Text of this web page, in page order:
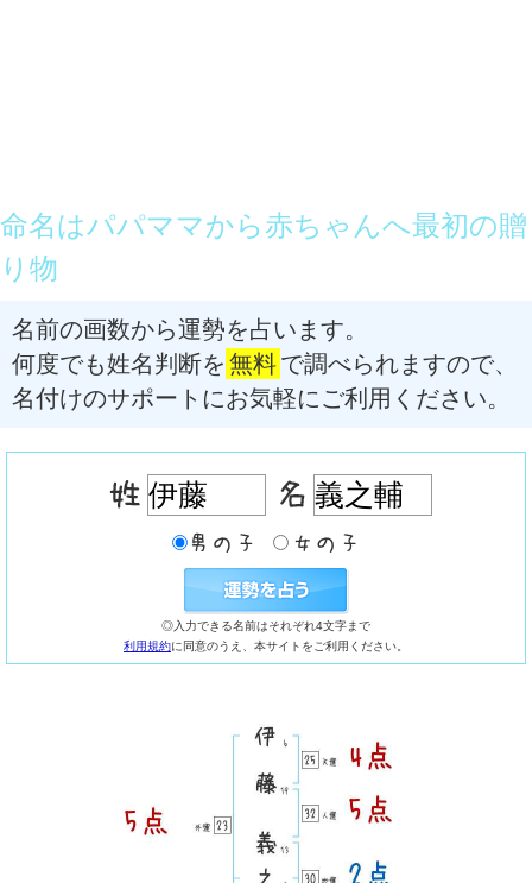
命名はパパママから赤ちゃんへ最初の贈
り物
名前の画数から運勢を占います。
何度でも姓名判断を 無料で調べられますので、
名付けのサポートにお気軽にご利用ください。
◎入力できる名前はそれぞれ4文字まで
利用規約に同意のうえ、本サイトをご利用ください。